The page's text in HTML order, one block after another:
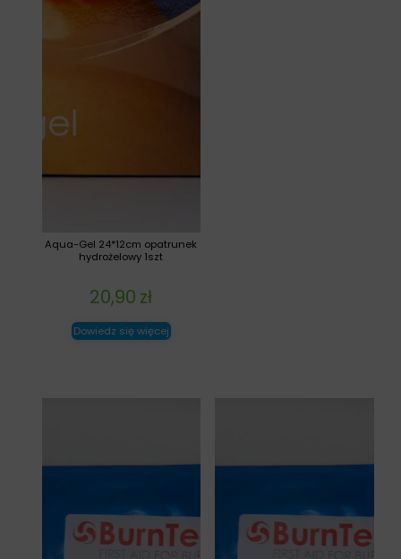
Aqua-Gel 24*12cm opatrunek
hydrożelowy 1szt
20,90 zł
Dowiedz się więcej